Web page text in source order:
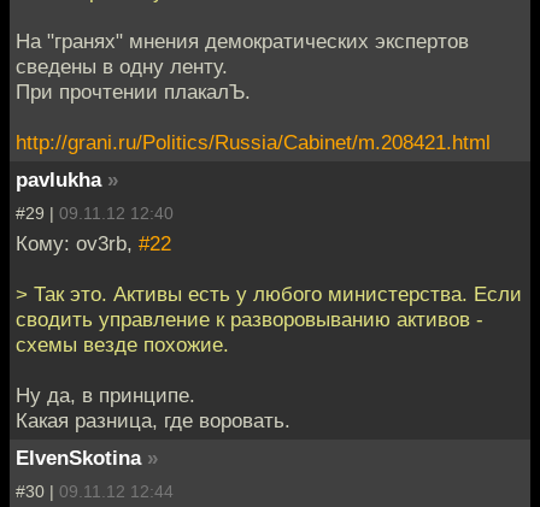
На "гранях" мнения демократических экспертов
сведены в одну ленту.
При прочтении плакалЪ.
http://grani.ru/Politics/Russia/Cabinet/m.208421.html
pavlukha »
#29 | 09.11.12 12:40
Кому: ov3rb, #22
> Так это. Активы есть у любого министерства. Если
сводить управление к разворовыванию активов -
схемы везде похожие.
Ну да, в принципе.
Какая разница, где воровать.
ElvenSkotina »
#30 | 09.11.12 12:44